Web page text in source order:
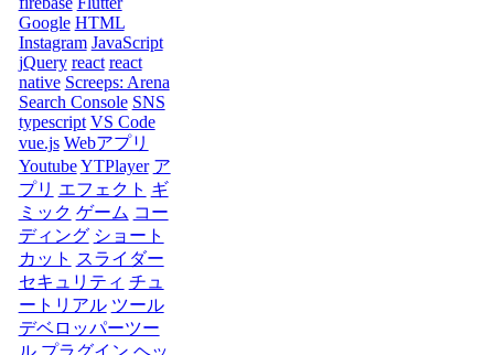
Google HTML
Instagram JavaScript
jQuery react react
native Screeps: Arena
Search Console SNS
typescript VS Code
vue.js Webアプリ
YoutubeYTPlayer ア
プリ エフェクト ギ
ミック ゲーム コー
ディング ショート
カット スライダー
セキュリティ チュ
ートリアル ツール
デベロッパーツー